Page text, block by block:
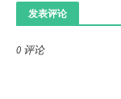
发表评论
0 评论